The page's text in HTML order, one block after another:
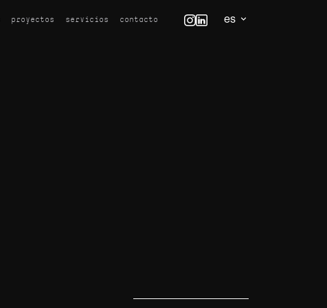
proyectos servicios contacto es